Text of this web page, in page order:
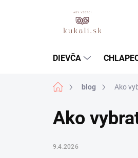
DIEVČA
Domovblog Ako
Ako
9.4.2026